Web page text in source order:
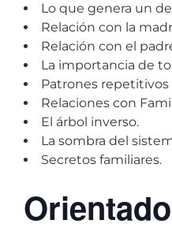
Lo que genera un
Relación con la
Relación con el
La importancia de
Patrones repetitivos
Relaciones con
El árbol inverso.
La sombra del
Secretos familiares.